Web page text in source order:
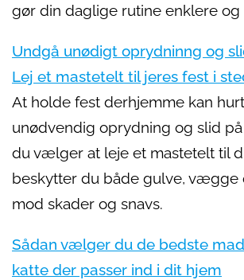
gør din daglige rutine enklere og
Undgå unødigt oprydninng og
Lej et mastetelt til jeres fest i
At holde fest derhjemme kan
unødvendig oprydning og slid
du vælger at leje et mastetelt til
beskytter du både gulve, vægge
mod skader og snavs.
Sådan vælger du de bedste
katte der passer ind i dit hjem